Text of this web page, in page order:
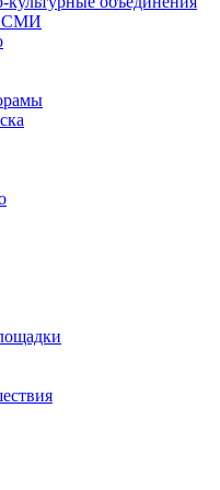
СМИ